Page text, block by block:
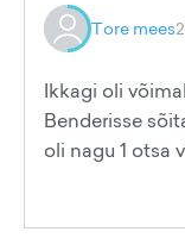
Tore mees
Ikkagi oli
Benderisse
oli nagu 1 otsa